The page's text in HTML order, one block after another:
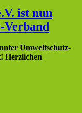
ist nun
Verband
Umweltschutz-
Herzlichen